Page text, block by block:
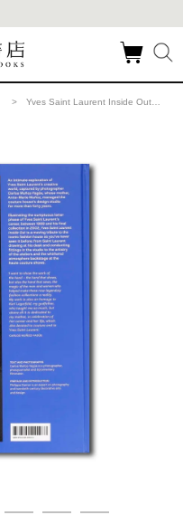
> Yves Saint Laurent Inside Out イブ・サンローラン インサイドアウトの商品詳細